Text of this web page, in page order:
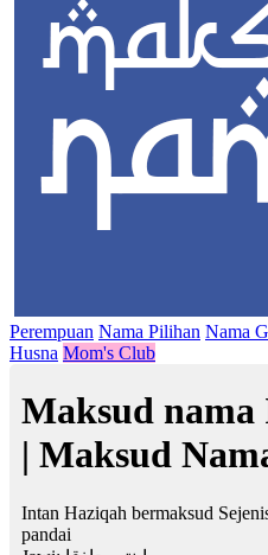
Perempuan Nama Pilihan Nama
Husna Mom's Club
Maksud
| Maksud
Intan Haziqah bermaksud
pandai